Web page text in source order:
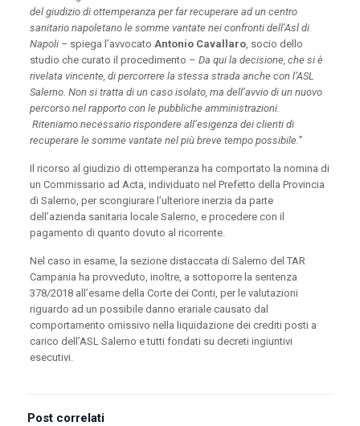
del giudizio di ottemperanza per far recuperare ad un centro
sanitario napoletano le somme vantate nei confronti dell’Asl di
Napoli – spiega l’avvocatoAntonio Cavallaro, socio dello
studio che curato il procedimento –Da qui la decisione, che si è
rivelata vincente, di percorrere la stessa strada anche con l’ASL
Salerno. Non si tratta di un caso isolato, ma dell’avvio di un nuovo
percorso nel rapporto con le pubbliche amministrazioni.
Riteniamo necessario rispondere all’esigenza dei clienti di
recuperare le somme vantate nel più breve tempo possibile.”
Il ricorso al giudizio di ottemperanza ha comportato la nomina di
un Commissario ad Acta, individuato nel Prefetto della Provincia
di Salerno, per scongiurare l’ulteriore inerzia da parte
dell’azienda sanitaria locale Salerno, e procedere con il
pagamento di quanto dovuto al ricorrente.
Nel caso in esame, la sezione distaccata di Salerno del TAR
Campania ha provveduto, inoltre, a sottoporre la sentenza
378/2018 all’esame della Corte dei Conti, per le valutazioni
riguardo ad un possibile danno erariale causato dal
comportamento omissivo nella liquidazione dei crediti posti a
carico dell’ASL Salerno e tutti fondati su decreti ingiuntivi
esecutivi.
Post correlati